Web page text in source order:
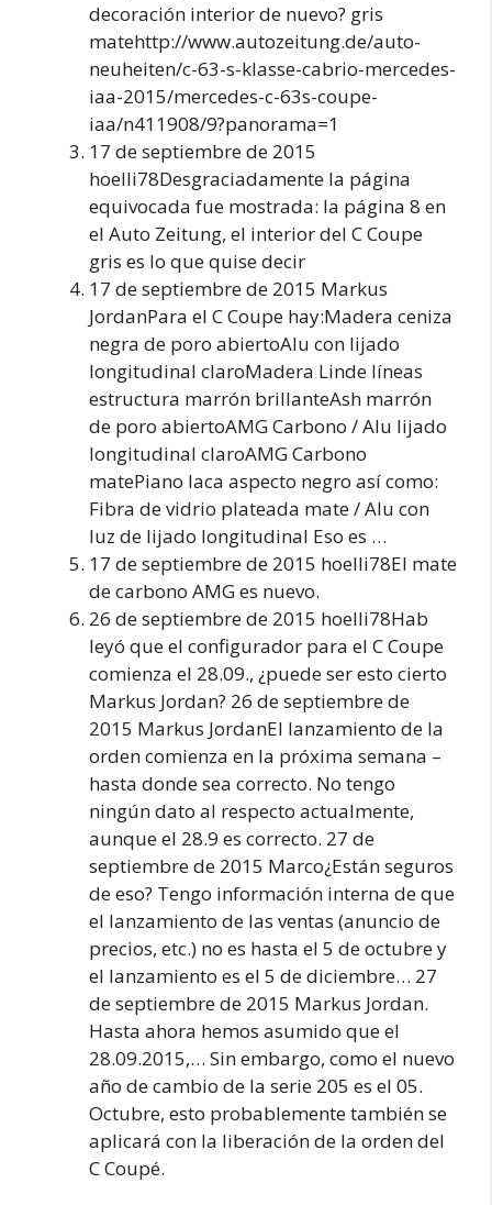
decoración interior de nuevo? gris
matehttp://www.autozeitung.de/auto-
neuheiten/c-63-s-klasse-cabrio-mercedes-
iaa-2015/mercedes-c-63s-coupe-
iaa/n411908/9?panorama=1
17 de septiembre de 2015
hoelli78Desgraciadamente la página
equivocada fue mostrada: la página 8 en
el Auto Zeitung, el interior del C Coupe
gris es lo que quise decir
17 de septiembre de 2015 Markus
JordanPara el C Coupe hay:Madera ceniza
negra de poro abiertoAlu con lijado
longitudinal claroMadera Linde líneas
estructura marrón brillanteAsh marrón
de poro abiertoAMG Carbono / Alu lijado
longitudinal claroAMG Carbono
matePiano laca aspecto negro así como:
Fibra de vidrio plateada mate / Alu con
luz de lijado longitudinal Eso es …
17 de septiembre de 2015 hoelli78El mate
de carbono AMG es nuevo.
26 de septiembre de 2015 hoelli78Hab
leyó que el configurador para el C Coupe
comienza el 28.09., ¿puede ser esto cierto
Markus Jordan? 26 de septiembre de
2015 Markus JordanEl lanzamiento de la
orden comienza en la próxima semana –
hasta donde sea correcto. No tengo
ningún dato al respecto actualmente,
aunque el 28.9 es correcto. 27 de
septiembre de 2015 Marco¿Están seguros
de eso? Tengo información interna de que
el lanzamiento de las ventas (anuncio de
precios, etc.) no es hasta el 5 de octubre y
el lanzamiento es el 5 de diciembre… 27
de septiembre de 2015 Markus Jordan.
Hasta ahora hemos asumido que el
28.09.2015,… Sin embargo, como el nuevo
año de cambio de la serie 205 es el 05.
Octubre, esto probablemente también se
aplicará con la liberación de la orden del
C Coupé.